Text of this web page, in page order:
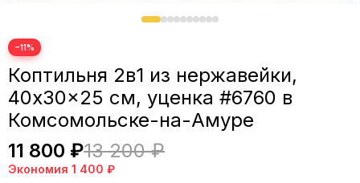
−11%
Коптильня 2в1 из нержавейки,
40x30x25 см, уценка #6760 в
Комсомольске-на-Амуре
11 800 ₽13 200 ₽
Экономия 1 400 ₽